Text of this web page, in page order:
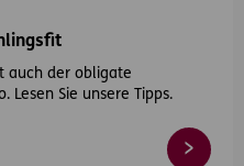
auch der obligate
Lesen Sie unsere Tipps.